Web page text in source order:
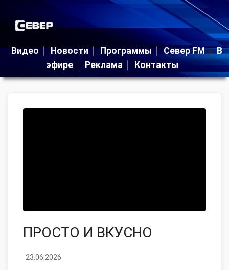
Видео Новости Программы Север FM
В
эфире
Реклама Контакты
ПРОСТО И ВКУСНО
23.06.2026